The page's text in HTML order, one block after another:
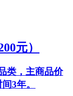
元）
类，主商品价
3年。